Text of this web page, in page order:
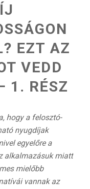
EZT AZ
VEDD
1. RÉSZ
hogy a felosztó-
nyugdíjak
egyelőre a
alkalmazásuk miatt
mielőbb
vannak az